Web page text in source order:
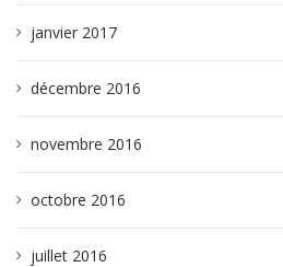
janvier 2017
décembre 2016
novembre 2016
octobre 2016
juillet 2016